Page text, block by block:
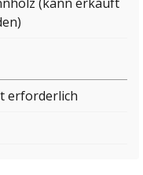
erforderlich